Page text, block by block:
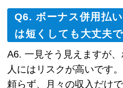
Q6. ボーナス併用払
は短くしても大丈夫
A6. 一見そう見えますが
人にはリスクが高いです
頼らず、月々の収入だけ